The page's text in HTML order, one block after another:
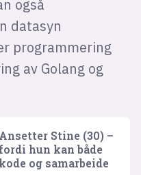
også
datasyn
programmering
av Golang og
Ansetter Stine (30) –
fordi hun kan både
kode og samarbeide